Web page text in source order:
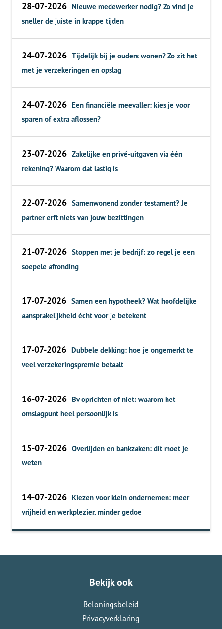
28-07-2026 Nieuwe medewerker nodig? Zo vind je
sneller de juiste in krappe tijden
24-07-2026 Tijdelijk bij je ouders wonen? Zo zit het
met je verzekeringen en opslag
24-07-2026 Een financiële meevaller: kies je voor
sparen of extra aflossen?
23-07-2026 Zakelijke en privé-uitgaven via één
rekening? Waarom dat lastig is
22-07-2026 Samenwonend zonder testament? Je
partner erft niets van jouw bezittingen
21-07-2026 Stoppen met je bedrijf: zo regel je een
soepele afronding
17-07-2026 Samen een hypotheek? Wat hoofdelijke
aansprakelijkheid écht voor je betekent
17-07-2026 Dubbele dekking: hoe je ongemerkt te
veel verzekeringspremie betaalt
16-07-2026 Bv oprichten of niet: waarom het
omslagpunt heel persoonlijk is
15-07-2026 Overlijden en bankzaken: dit moet je
weten
14-07-2026 Kiezen voor klein ondernemen: meer
vrijheid en werkplezier, minder gedoe
Bekijk ook
Beloningsbeleid
Privacyverklaring